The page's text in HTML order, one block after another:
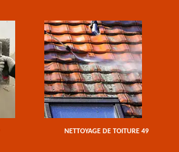
NETTOYAGE DE TOITURE 49